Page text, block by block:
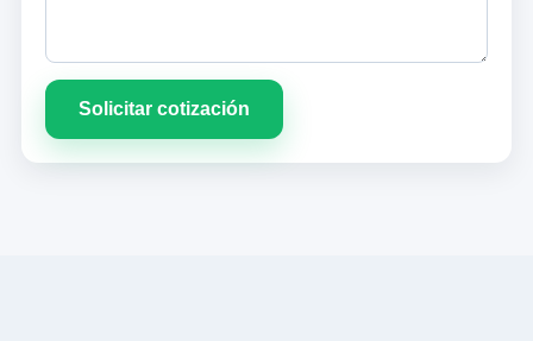
Solicitar cotización